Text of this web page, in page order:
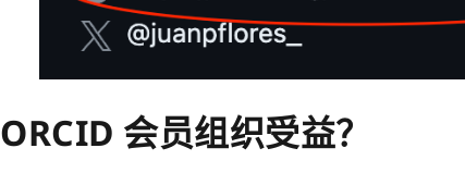
会员组织受益？